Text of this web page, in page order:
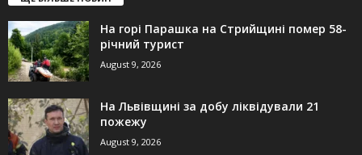
На горі Парашка на Стрийщині помер 58-
річний турист
August 9, 2026
На Львівщині за добу ліквідували 21
пожежу
August 9, 2026